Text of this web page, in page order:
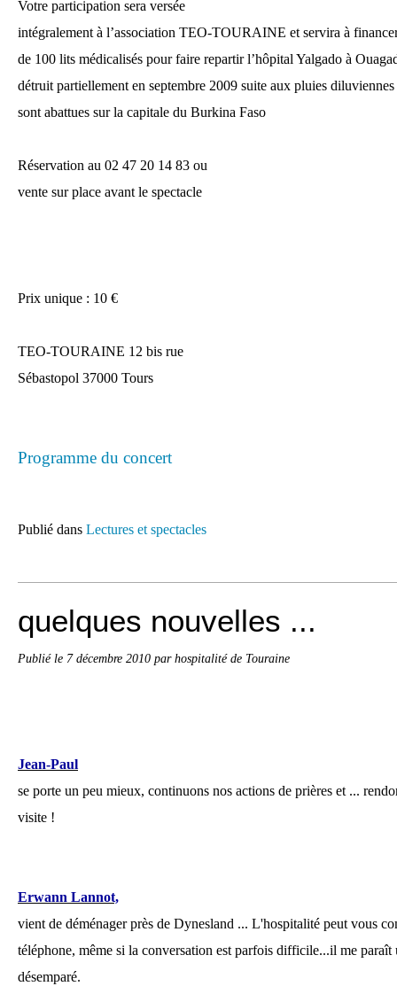
Votre participation sera versée
intégralement à l’association TEO-TOURAINE et servira à
de 100 lits médicalisés pour faire repartir l’hôpital Yalgado à
détruit partiellement en septembre 2009 suite aux pluies diluviennes
sont abattues sur la capitale du Burkina Faso
Réservation au 02 47 20 14 83 ou
vente sur place avant le spectacle
Prix unique : 10 €
TEO-TOURAINE 12 bis rue
Sébastopol 37000 Tours
Programme du concert
Publié dans Lectures et spectacles
quelques nouvelles ...
Publié le 7 décembre 2010 par hospitalité de Touraine
Jean-Paul
se porte un peu mieux, continuons nos actions de prières et ...
visite !
Erwann Lannot,
vient de déménager près de Dynesland ... L'hospitalité peut vous
téléphone, même si la conversation est parfois difficile...il me paraît
désemparé.